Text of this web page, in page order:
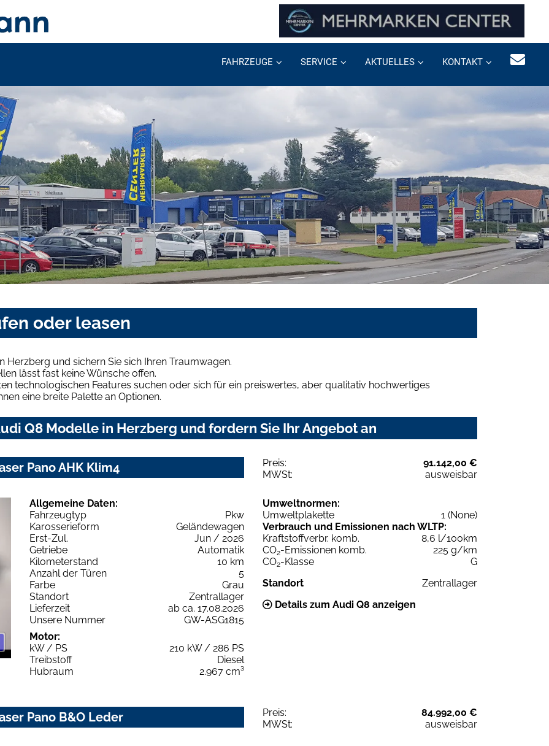
FAHRZEUGE SERVICE AKTUELLES KONTAKT
oder leasen
Herzberg und sichern Sie sich Ihren Traumwagen.
lässt fast keine Wünsche offen.
technologischen Features suchen oder sich für ein preiswertes, aber qualitativ hochwertiges
eine breite Palette an Optionen.
Q8 Modelle in Herzberg und fordern Sie Ihr Angebot an
Pano AHK Klim4 Preis:
91.142,00 €
MWSt:
ausweisbar
Allgemeine Daten:
Fahrzeugtyp
Pkw
Karosserieform
Geländewagen
Erst-Zul.
Jun / 2026
Getriebe
Automatik
Kilometerstand
10 km
Anzahl der Türen
5
Farbe
Grau
Standort
Zentrallager
Lieferzeit
ab ca. 17.08.2026
Unsere Nummer
GW-ASG1815
Motor:
kW / PS
210 kW / 286 PS
Treibstoff
Diesel
Hubraum
2.967 cm³
Umweltnormen:
Umweltplakette
1 (None)
Verbrauch und Emissionen nach WLTP:
Kraftstoffverbr. komb.
8,6 l/100km
CO2-Emissionen komb.
225 g/km
CO2-Klasse
G
Standort
Zentrallager
Details zum Audi Q8 anzeigen
Pano B&O Leder Preis:
84.992,00 €
MWSt:
ausweisbar